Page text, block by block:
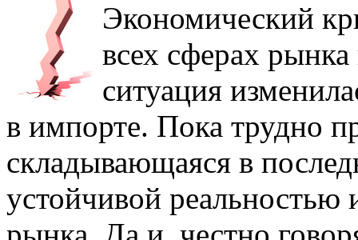
Экономический
всех сферах
ситуация
в импорте. Пока трудно
складывающаяся в
устойчивой